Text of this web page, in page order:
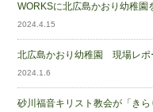
WORKSに北広島かおり幼稚園
2024.4.15
北広島かおり幼稚園 現場レポ
2024.1.6
砂川福音キリスト教会が「き